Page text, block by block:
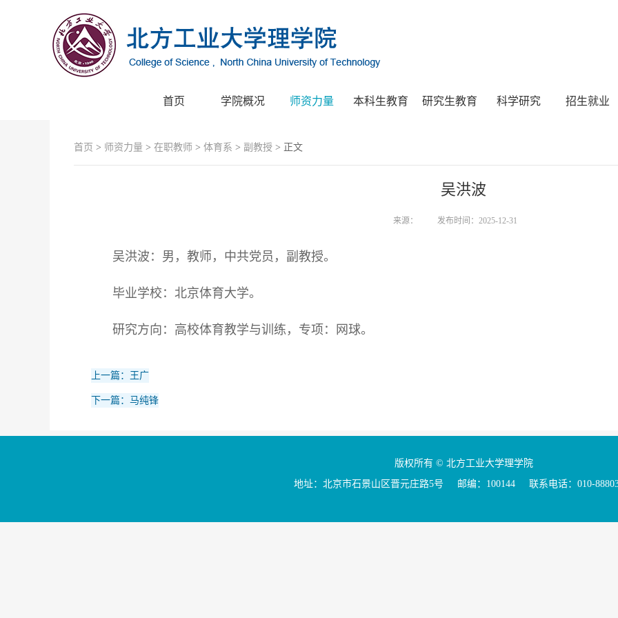
首页 学院概况 师资力量 本科生教育 研究生教育 科学研究 招生就业
首页 > 师资力量 > 在职教师 > 体育系 > 副教授 > 正文
吴洪波
来源： 发布时间：2025-12-31
吴洪波：男，教师，中共党员，副教授。
毕业学校：北京体育大学。
研究方向：高校体育教学与训练，专项：网球。
上一篇：王广
下一篇：马纯锋
版权所有 © 北方工业大学理学院
地址：北京市石景山区晋元庄路5号 邮编：100144 联系电话：010-